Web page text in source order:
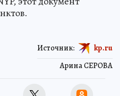
Арина СЕРОВА
Источник: kp.ru